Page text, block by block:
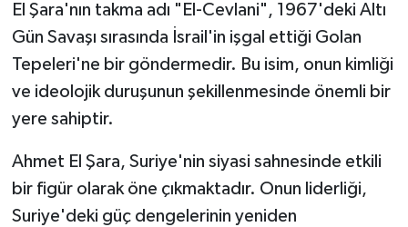
El Şara'nın takma adı "El-Cevlani", 1967'deki Altı
Gün Savaşı sırasında İsrail'in işgal ettiği Golan
Tepeleri'ne bir göndermedir. Bu isim, onun kimliği
ve ideolojik duruşunun şekillenmesinde önemli bir
yere sahiptir.
Ahmet El Şara, Suriye'nin siyasi sahnesinde etkili
bir figür olarak öne çıkmaktadır. Onun liderliği,
Suriye'deki güç dengelerinin yeniden